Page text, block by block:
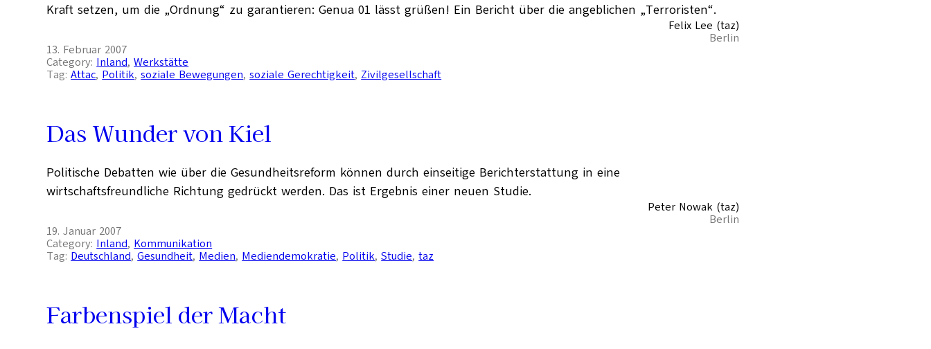
Kraft setzen, um die „Ordnung“ zu garantieren: Genua 01 lässt grüßen! Ein Bericht über die angeblichen „Terroristen“.
Felix Lee (taz)
Berlin
13. Februar 2007
Category: Inland, Werkstätte
Tag:Attac, Politik, soziale Bewegungen, soziale Gerechtigkeit, Zivilgesellschaft
Das Wunder von Kiel
Politische Debatten wie über die Gesundheitsreform können durch einseitige Berichterstattung in eine
wirtschaftsfreundliche Richtung gedrückt werden. Das ist Ergebnis einer neuen Studie.
Peter Nowak (taz)
Berlin
19. Januar 2007
Category: Inland, Kommunikation
Tag: Deutschland, Gesundheit, Medien, Mediendemokratie, Politik, Studie, taz
Farbenspiel der Macht